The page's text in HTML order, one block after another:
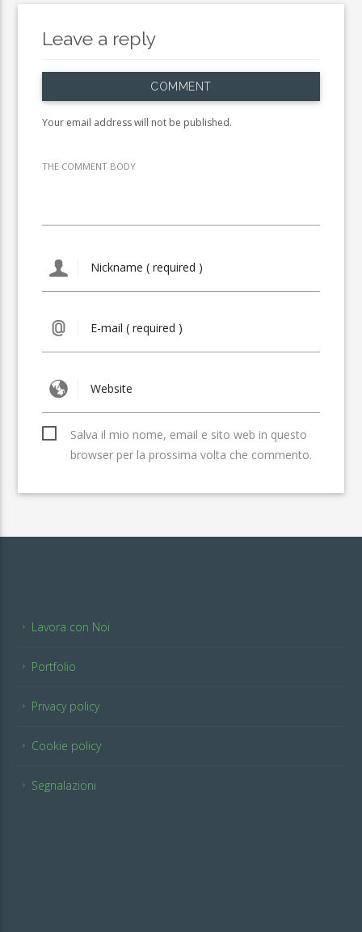
Leave a reply
COMMENT
Your email address will not be published.
THE COMMENT BODY
Salva il mio nome, email e sito web in questo
browser per la prossima volta che commento.
Lavora con Noi
Portfolio
Privacy policy
Cookie policy
Segnalazioni